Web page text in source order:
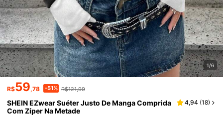
1/6
R$59,78 -51% R$121,99
SHEIN EZwear Suéter Justo De Manga Comprida
Com Zíper Na Metade
4,94 (18)